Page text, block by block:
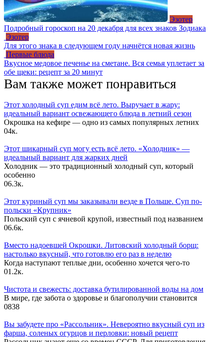
Эзотер
Подробный гороскоп на 20 декабря для всех знаков Зодиака
Эзотер
Для этого знака в следующем году начнётся новая жизнь
Первые блюда
Вкусное медовое печенье на сметане. Вся семья уплетает за
обе щеки: рецепт за 20 минут
Вам также может понравиться
Этот холодный суп едим всё лето. Выручает в жару:
идеальный вариант освежающего блюда в летний сезон
Окрошка на кефире — одно из самых популярных летних
04к.
Этот шикарный суп могу есть всё лето. «Холодник» —
идеальный вариант для жарких дней
Холодник — это традиционный холодный суп, который
особенно
06.3к.
Этот куриный суп мы заказывали везде в Польше. Суп по-
польски «Крупник»
Польский суп с ячневой крупой, известный под названием
06.6к.
Вместо надоевшей Окрошки. Литовский холодный борщ:
настолько вкусный, что готовлю его раз в неделю
Когда наступают теплые дни, особенно хочется чего-то
01.2к.
Чистота и свежесть: доставка бутилированной воды на дом
В мире, где забота о здоровье и благополучии становится
0838
Вы забудете про «Рассольник». Невероятно вкусный суп из
фарша, соленых огурцов и перловки: новый рецепт